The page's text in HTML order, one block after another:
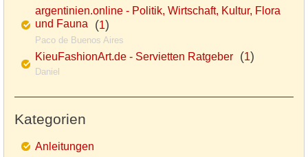
argentinien.online - Politik, Wirtschaft, Kultur, Flora
und Fauna (1)
Paco de Buenos Aires
KieuFashionArt.de - Servietten Ratgeber (1)
Daniel
Kategorien
Anleitungen